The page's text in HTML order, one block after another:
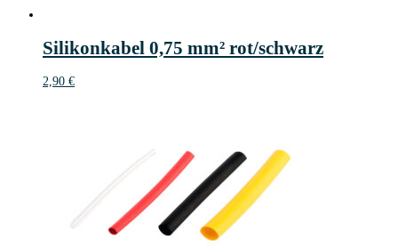
Silikonkabel 0,75 mm² rot/schwarz
2,90 €